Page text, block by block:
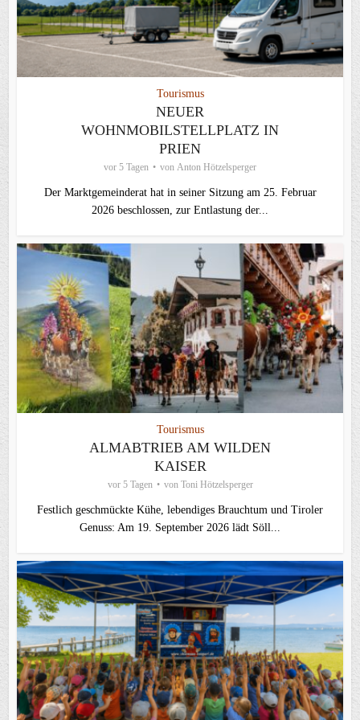
Tourismus
NEUER
WOHNMOBILSTELLPLATZ IN
PRIEN
vor 5 Tagen von Anton Hötzelsperger
Der Marktgemeinderat hat in seiner Sitzung am 25. Februar
2026 beschlossen, zur Entlastung der...
Tourismus
ALMABTRIEB AM WILDEN
KAISER
vor 5 Tagen von Toni Hötzelsperger
Festlich geschmückte Kühe, lebendiges Brauchtum und Tiroler
Genuss: Am 19. September 2026 lädt Söll...